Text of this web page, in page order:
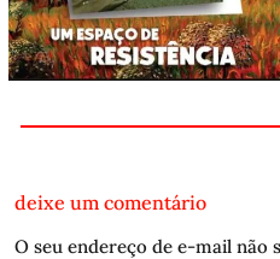
deixe um comentário
O seu endereço de e-mail não